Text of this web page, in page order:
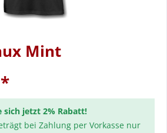
Mint
sich jetzt 2% Rabatt!
bei Zahlung per Vorkasse nur